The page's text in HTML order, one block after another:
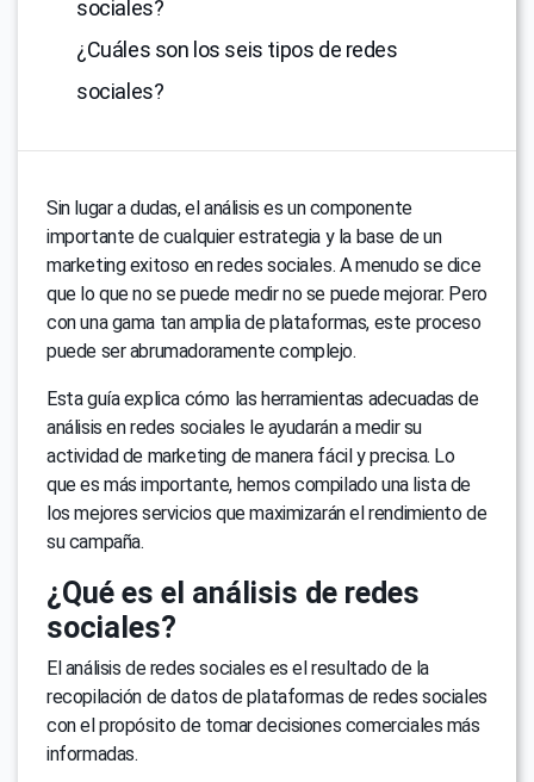
sociales?
¿Cuáles son los seis tipos de redes
sociales?
Sin lugar a dudas, el análisis es un componente
importante de cualquier estrategia y la base de un
marketing exitoso en redes sociales. A menudo se dice
que lo que no se puede medir no se puede mejorar. Pero
con una gama tan amplia de plataformas, este proceso
puede ser abrumadoramente complejo.
Esta guía explica cómo las herramientas adecuadas de
análisis en redes sociales le ayudarán a medir su
actividad de marketing de manera fácil y precisa. Lo
que es más importante, hemos compilado una lista de
los mejores servicios que maximizarán el rendimiento de
su campaña.
¿Qué es el análisis de redes
sociales?
El análisis de redes sociales es el resultado de la
recopilación de datos de plataformas de redes sociales
con el propósito de tomar decisiones comerciales más
informadas.